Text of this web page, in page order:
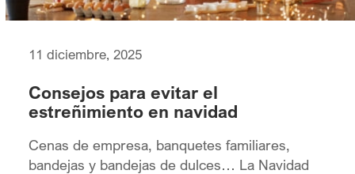
11 diciembre, 2025
Consejos para evitar el
estreñimiento en navidad
Cenas de empresa, banquetes familiares,
bandejas y bandejas de dulces… La Navidad